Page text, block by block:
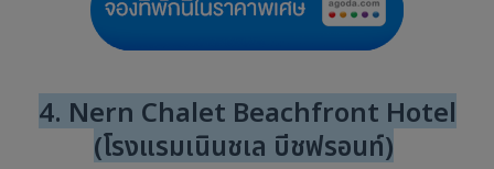
4. Nern Chalet Beachfront Hotel
(โรงแรมเนินชเล บีชฟรอนท์)